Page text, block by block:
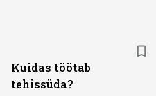
Kuidas töötab
tehissüda?